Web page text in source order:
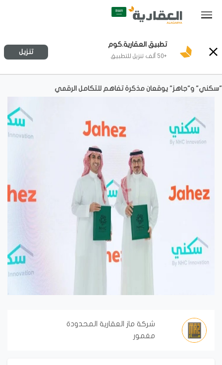
تطبيق العقارية.كوم
+50 ألف تنزيل للتطبيق
تنزيل
"سكني" و"جاهز" يوقعان مذكرة تفاهم للتكامل الرقمي
شركة ماز العقارية المحدودة
مغمور